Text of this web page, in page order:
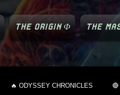
THE ORIGIN Φ THE
🔥 ODYSSEY CHRONICLES 🔴